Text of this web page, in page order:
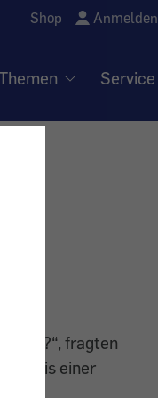
Shop Anmelden
Service
fragten
einer